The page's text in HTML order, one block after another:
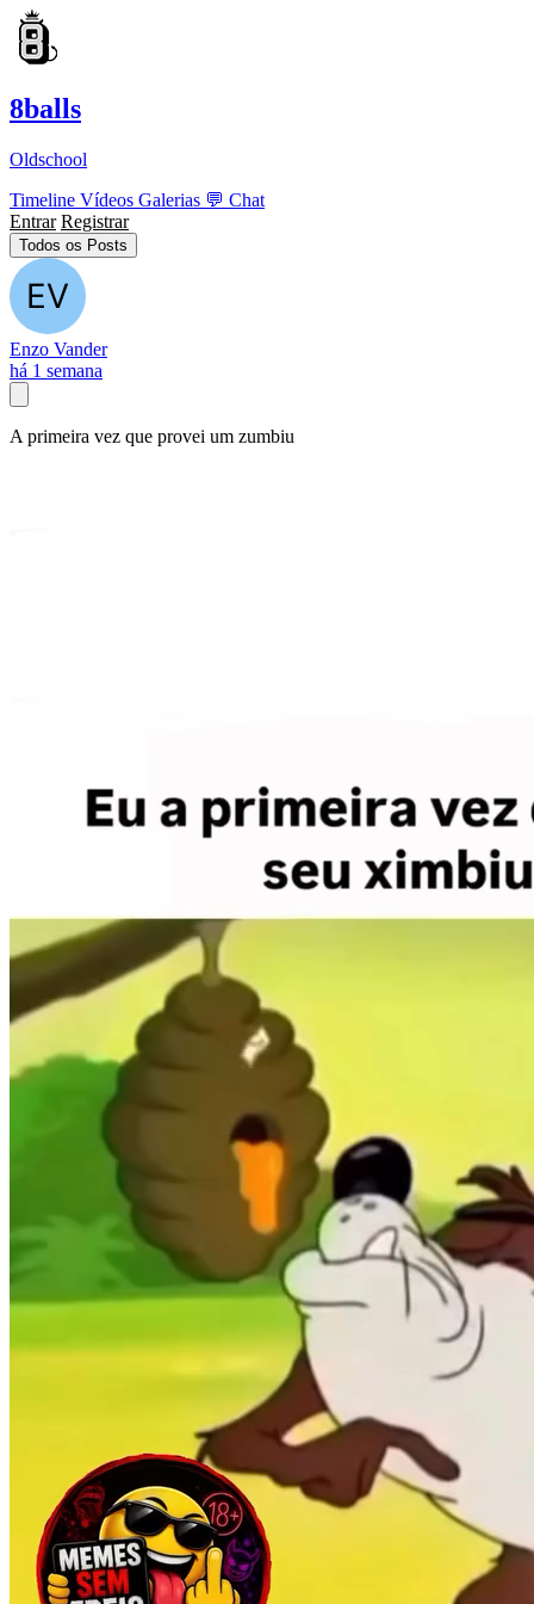
8balls
Oldschool
Timeline Vídeos Galerias 💬 Chat
Entrar Registrar
Todos os Posts
Enzo Vander
há 1 semana
A primeira vez que provei um zumbiu